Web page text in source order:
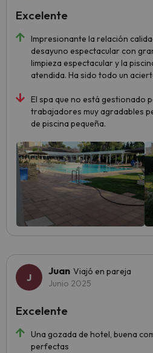
Impresionante la relación
desayuno espectacular con
limpieza espectacular y la
atendida. Ha sido todo un
El spa que no está gestionado
trabajadores muy agradables
de piscina pequeña.
Excelente
Juan Viajó en pareja
Junio 2025
Una gozada de hotel, buena
perfectas
Excelente